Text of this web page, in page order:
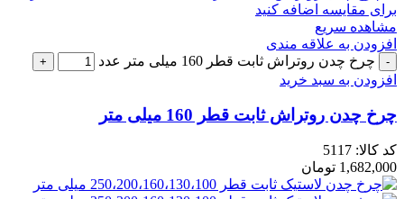
برای مقایسه اضافه کنید
مشاهده سریع
افزودن به علاقه مندی
چرخ چدن روتراش ثابت قطر 160 میلی متر عدد
افزودن به سبد خرید
چرخ چدن روتراش ثابت قطر 160 میلی متر
کد کالا: 5117
1,682,000 تومان